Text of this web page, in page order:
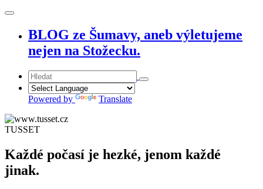
BLOG ze Šumavy, aneb výletujeme
nejen na Stožecku.
Powered by Translate
TUSSET
Každé počasí je hezké, jenom každé
jinak.